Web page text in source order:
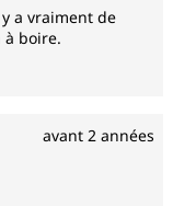
a vraiment de
à boire.
avant 2 années